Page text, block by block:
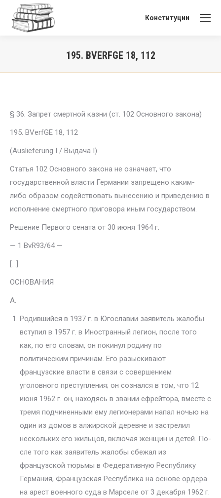
Конституции
195. BVERFGE 18, 112
§ 36. Запрет смертной казни (ст. 102 Основного закона)
195. BVerfGE 18, 112
(Auslieferung I / Выдача I)
Статья 102 Основного закона не означает, что
государственной вла­сти Германии запрещено каким-
либо образом содействовать вынесению и приведению в
исполнение смертного приговора иным государством.
Решение Первого сената от 30 июня 1964 г.
— 1 BvR93/64 —
[…]
ОСНОВАНИЯ
A.
Родившийся в 1937 г. в Югославии заявитель жалобы
вступил в 1957 г. в Иностранный легион, после того
как, по его словам, он покинул роди­ну по
политическим причинам. Его разыскивают
французские власти в связи с совершением
уголовного преступления; он сознался в том, что 12
июня 1962 г. он, находясь в звании ефрейтора, вместе с
тремя подчи­ненными ему легионерами напал ночью на
один из домов в алжирской де­ревне и застрелил
нескольких его жильцов, включая женщин и детей. По­
сле того как заявитель жалобы сбежал из
французской тюрьмы в Федера­тивную Республику
Германия, Французская Республика на основе ордера
на арест военного суда в Марселе от 3 декабря 1962 г.